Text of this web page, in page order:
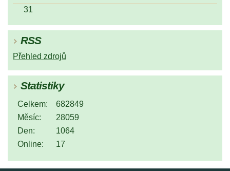
31
RSS
Přehled zdrojů
Statistiky
Online: 17
Celkem:
682849
Měsíc:
28059
Den:
1064